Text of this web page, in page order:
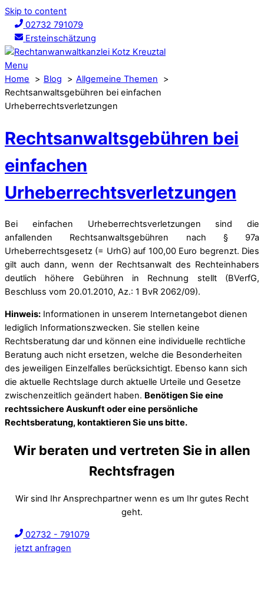
Skip to content
02732 791079
Ersteinschätzung
Menu
Home
Blog
Allgemeine Themen
Rechtsanwaltsgebühren bei einfachen
Urheberrechtsverletzungen
Rechtsanwaltsgebühren bei
einfachen
Urheberrechtsverletzungen
Bei einfachen Urheberrechtsverletzungen sind die
anfallenden Rechtsanwaltsgebühren nach § 97a
Urheberrechtsgesetz (= UrhG) auf 100,00 Euro begrenzt. Dies
gilt auch dann, wenn der Rechtsanwalt des Rechteinhabers
deutlich höhere Gebühren in Rechnung stellt (BVerfG,
Beschluss vom 20.01.2010, Az.: 1 BvR 2062/09).
Hinweis: Informationen in unserem Internetangebot dienen
lediglich Informationszwecken. Sie stellen keine
Rechtsberatung dar und können eine individuelle rechtliche
Beratung auch nicht ersetzen, welche die Besonderheiten
des jeweiligen Einzelfalles berücksichtigt. Ebenso kann sich
die aktuelle Rechtslage durch aktuelle Urteile und Gesetze
zwischenzeitlich geändert haben. Benötigen Sie eine
rechtssichere Auskunft oder eine persönliche
Rechtsberatung, kontaktieren Sie uns bitte.
Wir beraten und vertreten Sie in allen
Rechtsfragen
Wir sind Ihr Ansprechpartner wenn es um Ihr gutes Recht
geht.
02732 - 791079
jetzt anfragen